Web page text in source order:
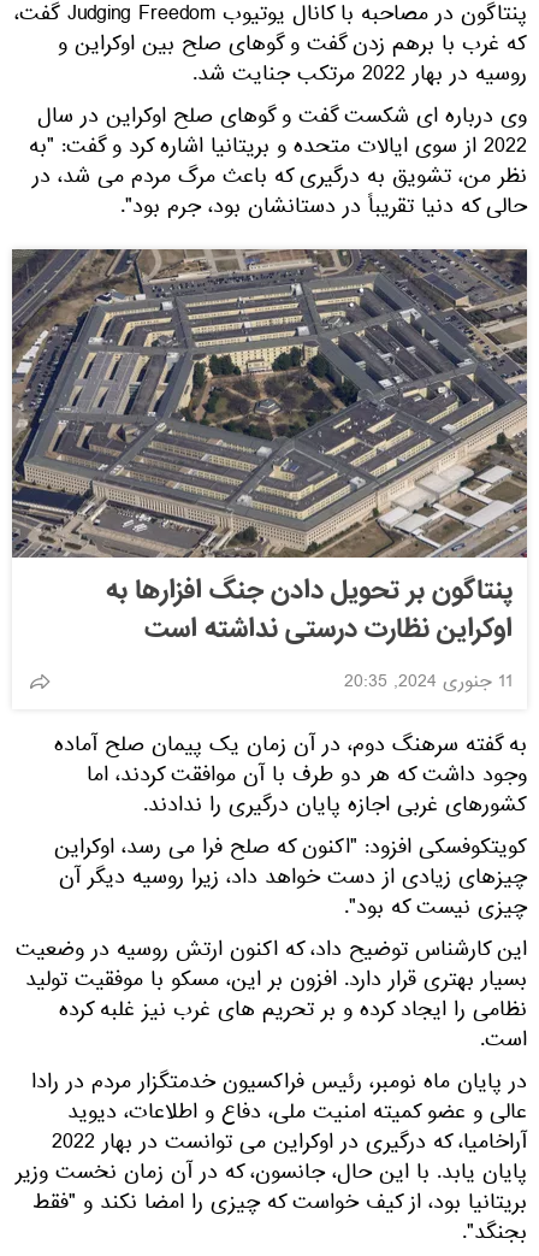
پنتاگون در مصاحبه با کانال یوتیوب Judging Freedom گفت،
که غرب با برهم زدن گفت و گوهای صلح بین اوکراین و
روسیه در بهار 2022 مرتکب جنایت شد.
وی درباره ای شکست گفت و گوهای صلح اوکراین در سال
2022 از سوی ایالات متحده و بریتانیا اشاره کرد و گفت: "به
نظر من، تشویق به درگیری که باعث مرگ مردم می شد، در
حالی که دنیا تقریباً در دستانشان بود، جرم بود".
پنتاگون بر تحویل دادن جنگ افزارها به
اوکراین نظارت درستی نداشته است
11 جنوری 2024, 20:35
به گفته سرهنگ دوم، در آن زمان یک پیمان صلح آماده
وجود داشت که هر دو طرف با آن موافقت کردند، اما
کشورهای غربی اجازه پایان درگیری را ندادند.
کویتکوفسکی افزود: "اکنون که صلح فرا می رسد، اوکراین
چیزهای زیادی از دست خواهد داد، زیرا روسیه دیگر آن
چیزی نیست که بود".
این کارشناس توضیح داد، که اکنون ارتش روسیه در وضعیت
بسیار بهتری قرار دارد. افزون بر این، مسکو با موفقیت تولید
نظامی را ایجاد کرده و بر تحریم های غرب نیز غلبه کرده
است.
در پایان ماه نومبر، رئیس فراکسیون خدمتگزار مردم در رادا
عالی و عضو کمیته امنیت ملی، دفاع و اطلاعات، دیوید
آراخامیا، که درگیری در اوکراین می توانست در بهار 2022
پایان یابد. با این حال، جانسون، که در آن زمان نخست وزیر
بریتانیا بود، از کیف خواست که چیزی را امضا نکند و "فقط
بجنگد".